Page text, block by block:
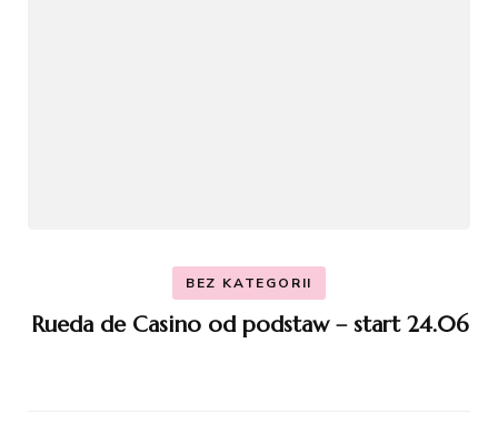
BEZ KATEGORII
Rueda de Casino od podstaw – start 24.06